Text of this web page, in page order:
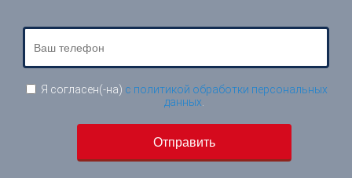
Я согласен(-на) с политикой обработки персональных
данных